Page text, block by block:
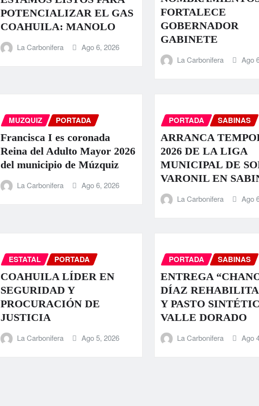
POTENCIALIZAR EL GAS
COAHUILA: MANOLO
La Carbonifera Ago 6, 2026
FORTALECE
GOBERNADOR
GABINETE
La Carbonifera Ago
MUZQUIZ PORTADA
Francisca I es coronada
Reina del Adulto Mayor 2026
del municipio de Múzquiz
La Carbonifera Ago 6, 2026
PORTADA SABINAS
ARRANCA
2026 DE LA LIGA
MUNICIPAL DE
VARONIL EN
La Carbonifera Ago
ESTATAL PORTADA
COAHUILA LÍDER EN
SEGURIDAD Y
PROCURACIÓN DE
JUSTICIA
La Carbonifera Ago 5, 2026
PORTADA SABINAS
ENTREGA
DÍAZ
Y PASTO
VALLE DORADO
La Carbonifera Ago